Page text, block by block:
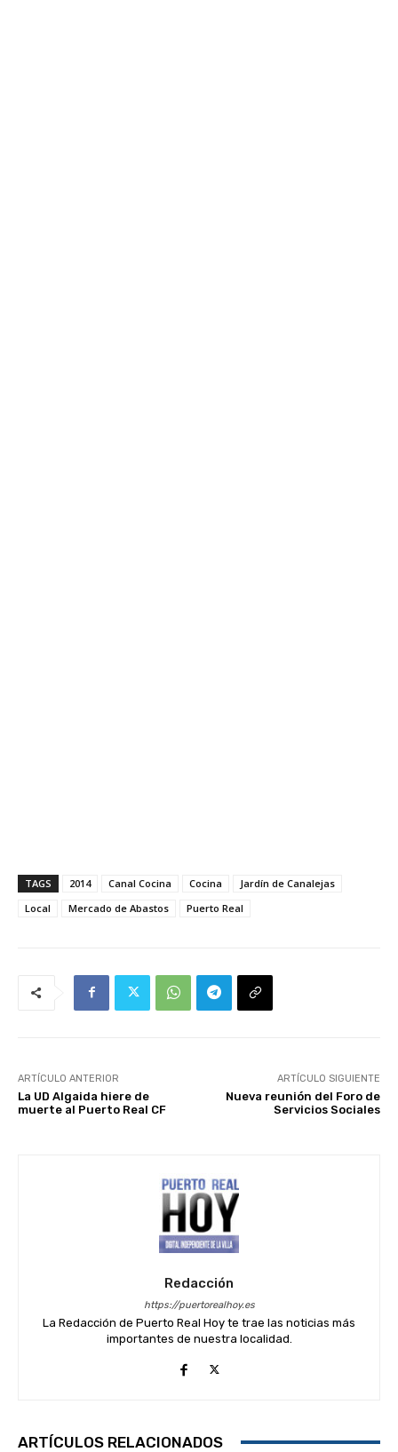
TAGS 2014 Canal Cocina Cocina
Jardín de Canalejas
Local
Mercado de Abastos Puerto Real
ARTÍCULO ANTERIOR
La UD Algaida hiere de
muerte al Puerto Real CF
ARTÍCULO SIGUIENTE
Nueva reunión del Foro de
Servicios Sociales
Redacción
https://puertorealhoy.es
La Redacción de Puerto Real Hoy te trae las noticias más
importantes de nuestra localidad.
ARTÍCULOS RELACIONADOS